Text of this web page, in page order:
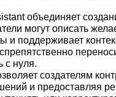
объединяет
могут описать
и поддерживает
с нуля.
создателям
и предоставляя